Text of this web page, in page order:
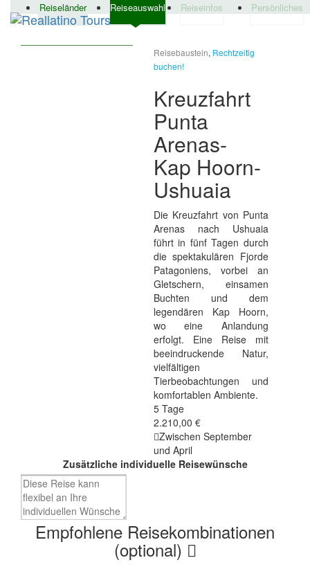
Reiseländer Reiseauswahl Reiseinfos Persönliches
Reisebaustein, Rechtzeitig
buchen!
Kreuzfahrt
Punta
Arenas-
Kap Hoorn-
Ushuaia
Die Kreuzfahrt von Punta
Arenas nach Ushuaia
führt in fünf Tagen durch
die spektakulären Fjorde
Patagoniens, vorbei an
Gletschern, einsamen
Buchten und dem
legendären Kap Hoorn,
wo eine Anlandung
erfolgt. Eine Reise mit
beeindruckende Natur,
vielfältigen
Tierbeobachtungen und
komfortablen Ambiente.
5 Tage
2.210,00 €
Zwischen September
und April
Zusätzliche individuelle Reisewünsche
Empfohlene Reisekombinationen
(optional)